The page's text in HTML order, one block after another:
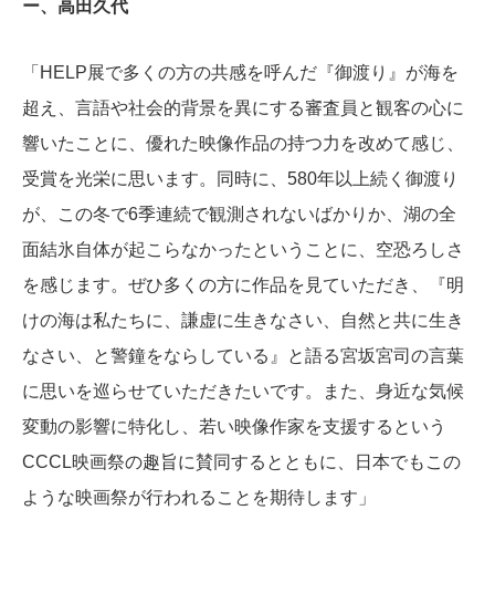
ー、高田久代
「HELP展で多くの方の共感を呼んだ『御渡り』が海を
超え、言語や社会的背景を異にする審査員と観客の心に
響いたことに、優れた映像作品の持つ力を改めて感じ、
受賞を光栄に思います。同時に、580年以上続く御渡り
が、この冬で6季連続で観測されないばかりか、湖の全
面結氷自体が起こらなかったということに、空恐ろしさ
を感じます。ぜひ多くの方に作品を見ていただき、『明
けの海は私たちに、謙虚に生きなさい、自然と共に生き
なさい、と警鐘をならしている』と語る宮坂宮司の言葉
に思いを巡らせていただきたいです。また、身近な気候
変動の影響に特化し、若い映像作家を支援するという
CCCL映画祭の趣旨に賛同するとともに、日本でもこの
ような映画祭が行われることを期待します」